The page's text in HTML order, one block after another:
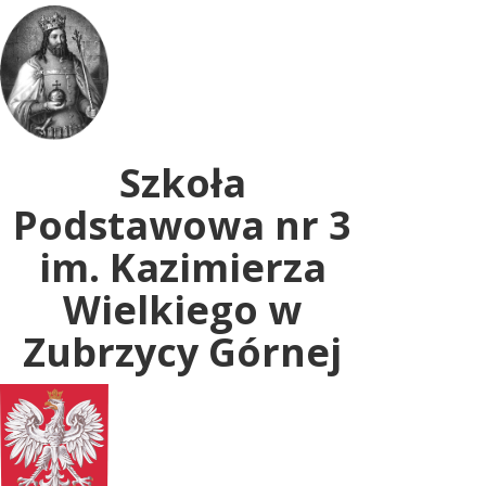
Uwaga:
ta
witryna
zawiera
system
dostępności.
Szkoła
Podstawowa nr 3
im. Kazimierza
Wielkiego w
Zubrzycy Górnej